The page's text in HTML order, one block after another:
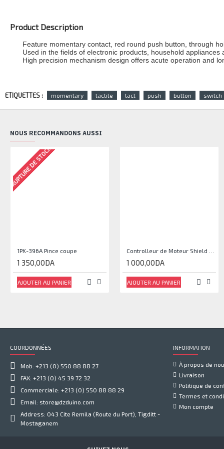
Product Description
Feature momentary contact, red round push button, through
Used in the fields of electronic products, household appliances
High precision mechanism design offers acute operation and
ETIQUETTES : momentary tactile tact push button switch
NOUS RECOMMANDONS AUSSI
RUPTURE DE STOCK
1PK-396A Pince coupe
1 350,00DA
AJOUTER AU PANIER
1 000,00DA
AJOUTER AU PANIER
COORDONNÉES
Mob: +213 (0) 550 88 88 27
FAX: +213 (0) 45 39 72 32
Commerciale: +213 (0) 550 88 88 29
Email: store@dzduino.com
Address: 043 Cite Remila (Route du Port), Tigditt -
Mostaganem
INFORMATION
À propos de
Livraison
Politique de
Termes et
Mon compte